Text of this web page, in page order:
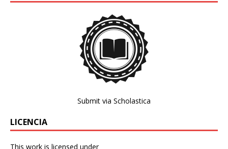
Submit via Scholastica
LICENCIA
This work is licensed under